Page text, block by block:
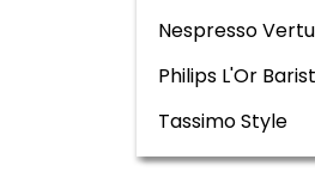
Nespresso
Philips L'Or
Tassimo Style